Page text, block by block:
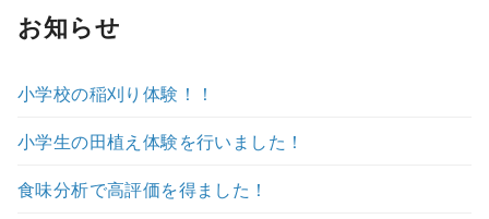
お知らせ
小学校の稲刈り体験！！
小学生の田植え体験を行いました！
食味分析で高評価を得ました！